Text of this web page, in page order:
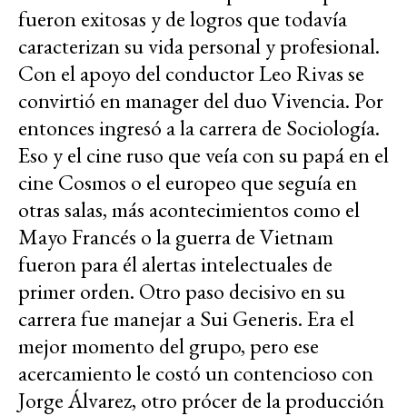
fueron exitosas y de logros que todavía
caracterizan su vida personal y profesional.
Con el apoyo del conductor Leo Rivas se
convirtió en manager del duo Vivencia. Por
entonces ingresó a la carrera de Sociología.
Eso y el cine ruso que veía con su papá en el
cine Cosmos o el europeo que seguía en
otras salas, más acontecimientos como el
Mayo Francés o la guerra de Vietnam
fueron para él alertas intelectuales de
primer orden. Otro paso decisivo en su
carrera fue manejar a Sui Generis. Era el
mejor momento del grupo, pero ese
acercamiento le costó un contencioso con
Jorge Álvarez, otro prócer de la producción